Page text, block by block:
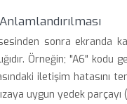
sonra ekranda
Örneğin; "A6"
iletişim hatasını
uygun yedek